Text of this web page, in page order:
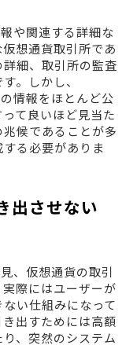
関連する詳細な
想通貨取引所であ
細、取引所の監査
。しかし、
報をほとんど公
て良いほど見当た
候であることが多
る必要がありま
出させない
仮想通貨の取引
際にはユーザーが
い仕組みになって
出すためには高額
、突然のシステム